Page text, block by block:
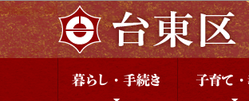
こ
の
ペ